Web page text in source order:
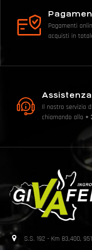
Pagamenti
acquisti in
Il nostro servizio
chiamando allo +
S.S. 192 - Km 83,400,